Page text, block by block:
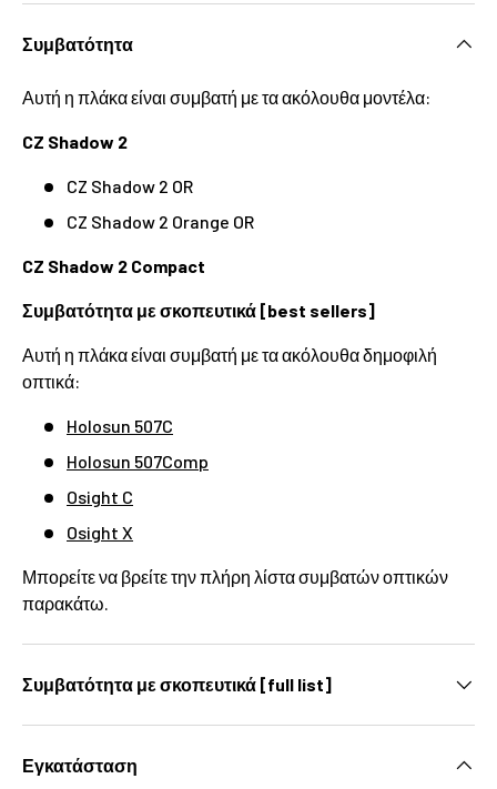
Συμβατότητα
Αυτή η πλάκα είναι συμβατή με τα ακόλουθα μοντέλα:
CZ Shadow 2
CZ Shadow 2 OR
CZ Shadow 2 Orange OR
CZ Shadow 2 Compact
Συμβατότητα με σκοπευτικά [best sellers]
Αυτή η πλάκα είναι συμβατή με τα ακόλουθα δημοφιλή
οπτικά:
Holosun 507C
Holosun 507Comp
Osight C
Osight X
Μπορείτε να βρείτε την πλήρη λίστα συμβατών οπτικών
παρακάτω.
Συμβατότητα με σκοπευτικά [full list]
Εγκατάσταση